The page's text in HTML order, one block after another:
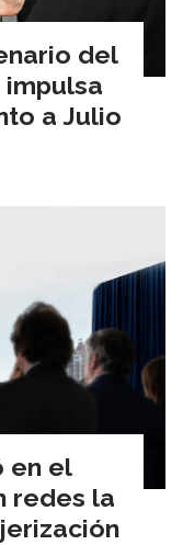
del
a Julio
en el
redes la